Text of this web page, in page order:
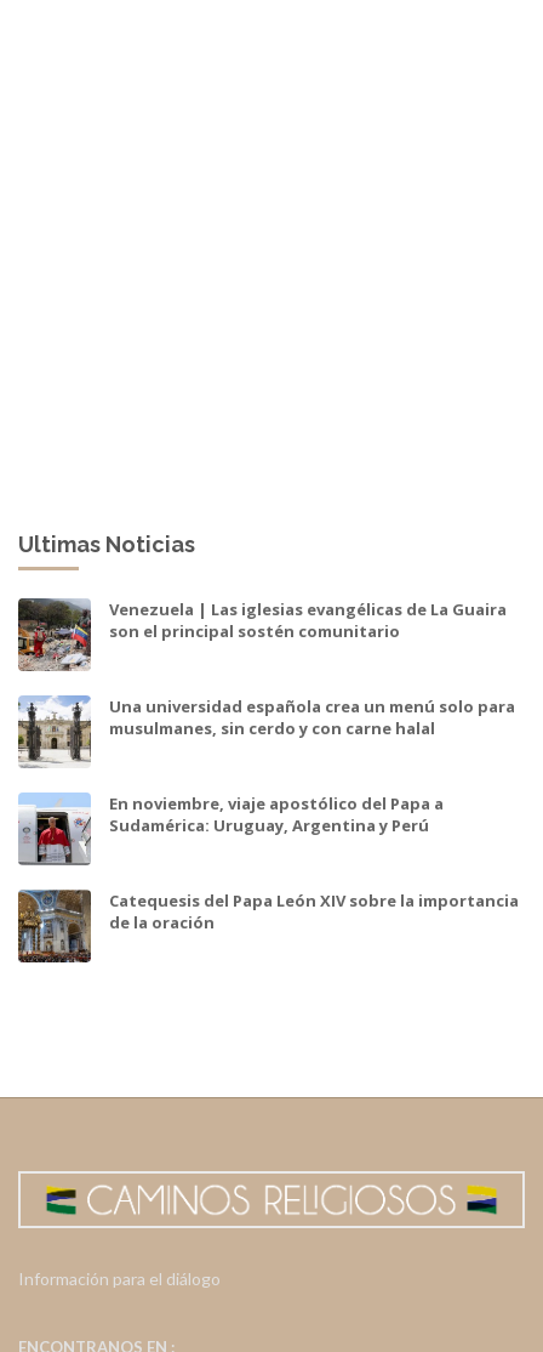
Ultimas Noticias
Venezuela | Las iglesias evangélicas de La Guaira
son el principal sostén comunitario
Una universidad española crea un menú solo para
musulmanes, sin cerdo y con carne halal
En noviembre, viaje apostólico del Papa a
Sudamérica: Uruguay, Argentina y Perú
Catequesis del Papa León XIV sobre la importancia
de la oración
Información para el diálogo
ENCONTRANOS EN :